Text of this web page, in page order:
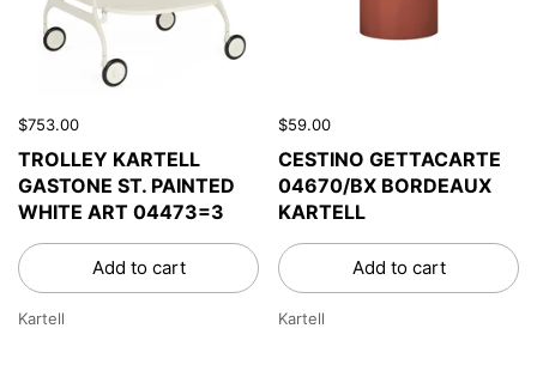
$753.00
TROLLEY KARTELL
GASTONE ST. PAINTED
WHITE ART 04473=3
Add to cart
Kartell
$59.00
CESTINO GETTACARTE
04670/BX BORDEAUX
KARTELL
Add to cart
Kartell